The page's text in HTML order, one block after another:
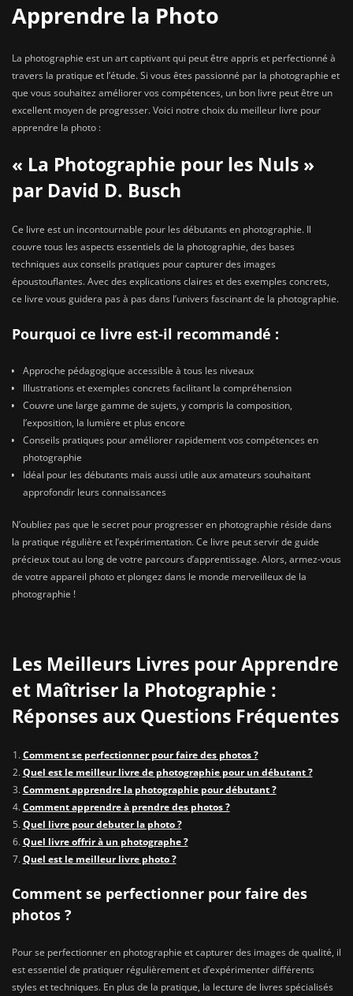
Apprendre la Photo
La photographie est un art captivant qui peut être appris et perfectionné à
travers la pratique et l’étude. Si vous êtes passionné par la photographie et
que vous souhaitez améliorer vos compétences, un bon livre peut être un
excellent moyen de progresser. Voici notre choix du meilleur livre pour
apprendre la photo :
« La Photographie pour les Nuls »
par David D. Busch
Ce livre est un incontournable pour les débutants en photographie. Il
couvre tous les aspects essentiels de la photographie, des bases
techniques aux conseils pratiques pour capturer des images
époustouflantes. Avec des explications claires et des exemples concrets,
ce livre vous guidera pas à pas dans l’univers fascinant de la photographie.
Pourquoi ce livre est-il recommandé :
Approche pédagogique accessible à tous les niveaux
Illustrations et exemples concrets facilitant la compréhension
Couvre une large gamme de sujets, y compris la composition,
l’exposition, la lumière et plus encore
Conseils pratiques pour améliorer rapidement vos compétences en
photographie
Idéal pour les débutants mais aussi utile aux amateurs souhaitant
approfondir leurs connaissances
N’oubliez pas que le secret pour progresser en photographie réside dans
la pratique régulière et l’expérimentation. Ce livre peut servir de guide
précieux tout au long de votre parcours d’apprentissage. Alors, armez-vous
de votre appareil photo et plongez dans le monde merveilleux de la
photographie !
Les Meilleurs Livres pour Apprendre
et Maîtriser la Photographie :
Réponses aux Questions Fréquentes
Comment se perfectionner pour faire des photos ?
Quel est le meilleur livre de photographie pour un débutant ?
Comment apprendre la photographie pour débutant ?
Comment apprendre à prendre des photos ?
Quel livre pour debuter la photo ?
Quel livre offrir à un photographe ?
Quel est le meilleur livre photo ?
Comment se perfectionner pour faire des
photos ?
Pour se perfectionner en photographie et capturer des images de qualité, il
est essentiel de pratiquer régulièrement et d’expérimenter différents
styles et techniques. En plus de la pratique, la lecture de livres spécialisés